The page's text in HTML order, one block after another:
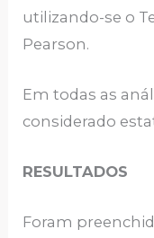
utilizando-se o
Pearson.
Em todas as
considerado
RESULTADOS
Foram